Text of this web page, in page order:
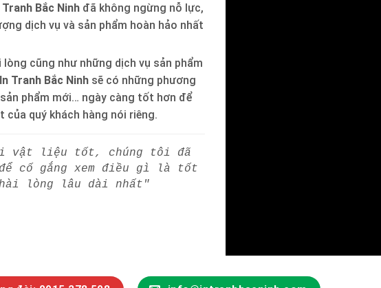
Bắc Ninh đã không ngừng nỗ lực,
dịch vụ và sản phẩm hoàn hảo nhất
cũng như những dịch vụ sản phẩm
Tranh Bắc Ninh sẽ có những phương
phẩm mới… ngày càng tốt hơn để
quý khách hàng nói riêng.
vật liệu tốt, chúng tôi đã
cố gắng xem điều gì là tốt
hài lòng lâu dài nhất"